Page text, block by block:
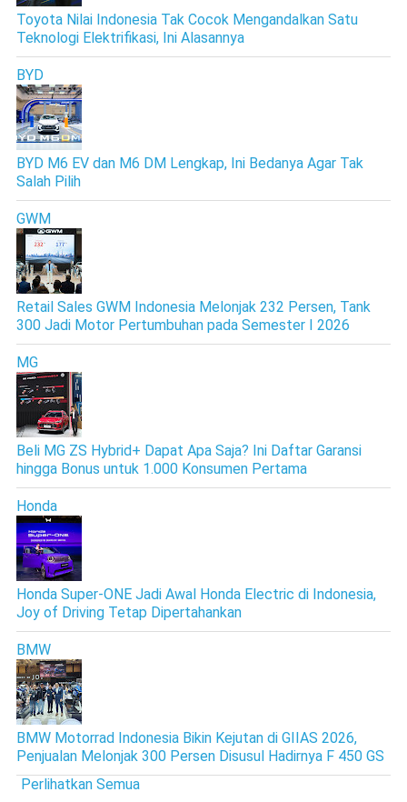
Toyota Nilai Indonesia Tak Cocok Mengandalkan Satu
Teknologi Elektrifikasi, Ini Alasannya
BYD
BYD M6 EV dan M6 DM Lengkap, Ini Bedanya Agar Tak
Salah Pilih
GWM
Retail Sales GWM Indonesia Melonjak 232 Persen, Tank
300 Jadi Motor Pertumbuhan pada Semester I 2026
MG
Beli MG ZS Hybrid+ Dapat Apa Saja? Ini Daftar Garansi
hingga Bonus untuk 1.000 Konsumen Pertama
Honda
Honda Super-ONE Jadi Awal Honda Electric di Indonesia,
Joy of Driving Tetap Dipertahankan
BMW
BMW Motorrad Indonesia Bikin Kejutan di GIIAS 2026,
Penjualan Melonjak 300 Persen Disusul Hadirnya F 450 GS
Perlihatkan Semua